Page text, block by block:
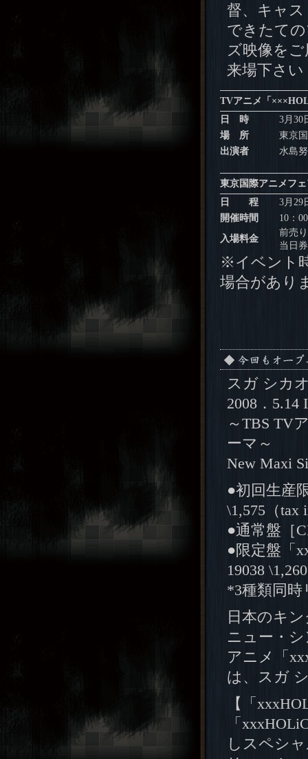
督、キャ
できたて
ズ映像を
来場下さい
TVアニメ「
日 時
3月
場 所
東京
出演者
水島
東京国際アニメフ
日 程
3月29
開催時間
10：
入場料金
前売
当日
※イベント
場合があり
スガ シカ
2008．5.14
～TBS TV
ーマ～
New Maxi
●初回生産
\1,575（tax
●通常盤［
●限定盤「
19038
*3種類同時
日本のキ
ニュー・
アニメ「
は、スガ
【「
「
しスペシ